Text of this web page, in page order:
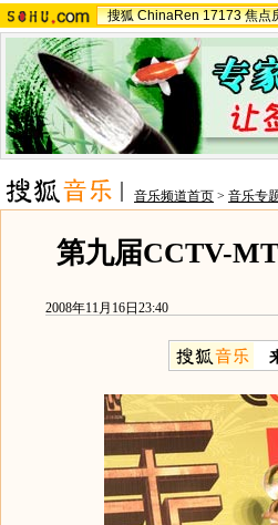
搜狐 ChinaRen 17173 焦点
音乐频道首页 > 音乐专
第九届CCTV-
2008年11月16日23:40